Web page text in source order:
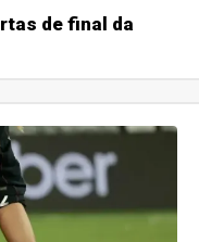
de final da